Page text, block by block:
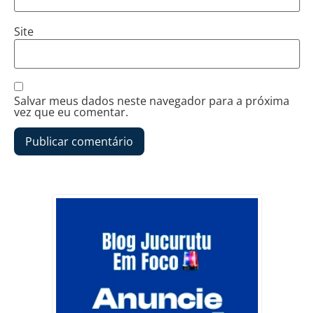
Site
Salvar meus dados neste navegador para a próxima
vez que eu comentar.